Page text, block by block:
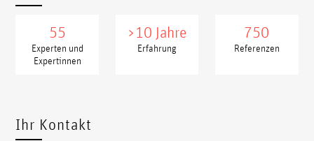
55
Experten und
Expertinnen
>10 Jahre
Erfahrung
750
Referenzen
Ihr Kontakt